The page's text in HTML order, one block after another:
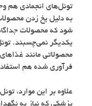
تونل‌های انجمادی هم
به دلیل یخ زدن
شود که محصولات
یکدیگر نمی‌چسبند.
محصولاتی مانند
فرآوری شده هم
علاوه بر این موارد،
پزشکی که نیاز به